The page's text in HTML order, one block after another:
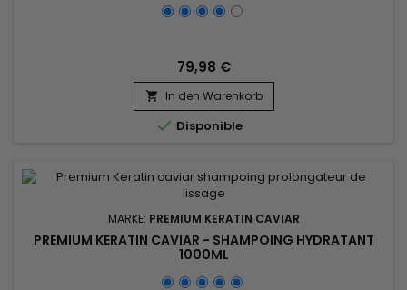
79,98 €
 In den Warenkorb
 Disponible
MARKE: PREMIUM KERATIN CAVIAR
PREMIUM KERATIN CAVIAR - SHAMPOING HYDRATANT
1000ML